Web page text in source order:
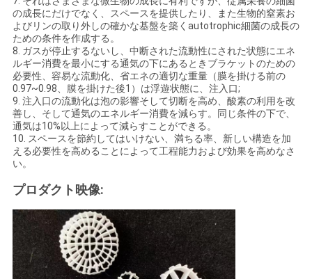
シ
ー
ポ
リ
シ
ー
の成長にだけでなく、スペースを提供したり、また生物的窒素お
よびリンの取り外しの確かな基盤を築くautotrophic細菌の成長の
ための条件を作成する。
8. ガスが停止するないし、中断された流動性にされた状態にエネ
ルギー消費を最小にする通気の下にあるときブラケットのための
必要性、容易な流動化、省エネの適切な重量（膜を掛ける前の
0.97~0.98、膜を掛けた後1）は浮遊状態に、注入口;
9. 注入口の流動化は泡の影響そして切断を高め、酸素の利用を改
善し、そして通気のエネルギー消費を減らす。同じ条件の下で、
通気は10%以上によって減らすことができる。
10. スペースを節約してはいけない、満ちる率、新しい構造を加
える必要性を高めることによって工程能力および効果を高めなさ
い。
プロダクト映像: